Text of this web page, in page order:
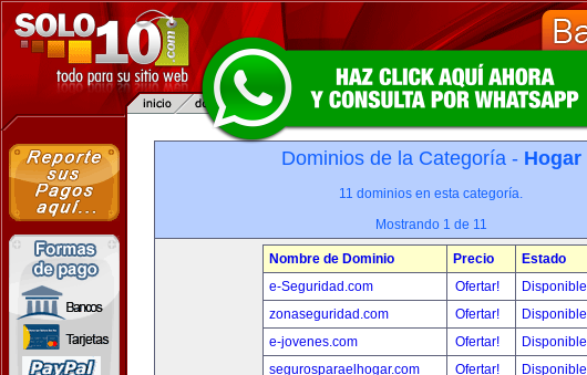
Dominios de la Categoría - Hogar
11 dominios en esta categoría.
Mostrando 1 de 11
Nombre de Dominio Precio
Estado
e-Seguridad.com
Ofertar!
Disponible
zonaseguridad.com
Ofertar!
Disponible
e-jovenes.com
Ofertar!
Disponible
segurosparaelhogar.com
Ofertar!
Disponible